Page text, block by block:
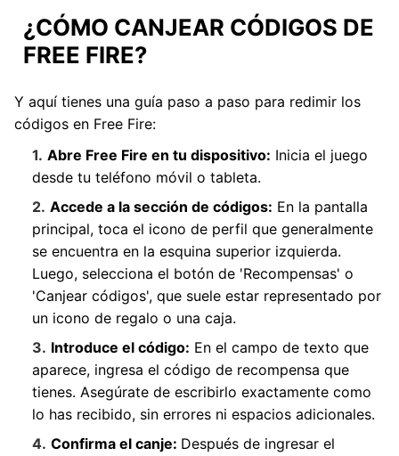
¿CÓMO CANJEAR CÓDIGOS DE
FREE FIRE?
Y aquí tienes una guía paso a paso para redimir los
códigos en Free Fire:
Abre Free Fire en tu dispositivo: Inicia el juego
desde tu teléfono móvil o tableta.
Accede a la sección de códigos: En la pantalla
principal, toca el icono de perfil que generalmente
se encuentra en la esquina superior izquierda.
Luego, selecciona el botón de 'Recompensas' o
'Canjear códigos', que suele estar representado por
un icono de regalo o una caja.
Introduce el código: En el campo de texto que
aparece, ingresa el código de recompensa que
tienes. Asegúrate de escribirlo exactamente como
lo has recibido, sin errores ni espacios adicionales.
Confirma el canje: Después de ingresar el